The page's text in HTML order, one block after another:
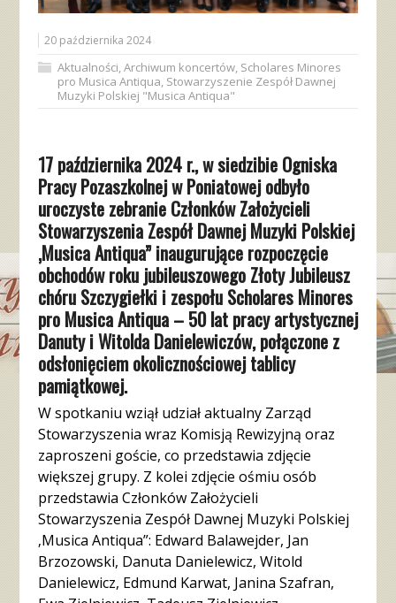
20 października 2024
Aktualności,Archiwum koncertów, Scholares Minores
pro Musica Antiqua, Stowarzyszenie Zespół Dawnej
Muzyki Polskiej "Musica Antiqua"
17 października 2024 r., w siedzibie Ogniska
Pracy Pozaszkolnej w Poniatowej odbyło
uroczyste zebranie Członków Założycieli
Stowarzyszenia Zespół Dawnej Muzyki Polskiej
‚Musica Antiqua” inaugurujące rozpoczęcie
obchodów roku jubileuszowego Złoty Jubileusz
chóru Szczygiełki i zespołu Scholares Minores
pro Musica Antiqua – 50 lat pracy artystycznej
Danuty i Witolda Danielewiczów, połączone z
odsłonięciem okolicznościowej tablicy
pamiątkowej.
W spotkaniu wziął udział aktualny Zarząd
Stowarzyszenia wraz Komisją Rewizyjną oraz
zaproszeni goście, co przedstawia zdjęcie
większej grupy. Z kolei zdjęcie ośmiu osób
przedstawia Członków Założycieli
Stowarzyszenia Zespół Dawnej Muzyki Polskiej
‚Musica Antiqua”: Edward Balawejder, Jan
Brzozowski, Danuta Danielewicz, Witold
Danielewicz, Edmund Karwat, Janina Szafran,